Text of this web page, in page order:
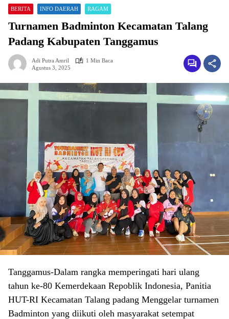
BERITA INFO DAERAH RAGAM
Turnamen Badminton Kecamatan Talang
Padang Kabupaten Tanggamus
Adi Putra Amril
1 Min Baca
Agustus 3, 2025
Tanggamus-Dalam rangka memperingati hari ulang
tahun ke-80 Kemerdekaan Repoblik Indonesia, Panitia
HUT-RI Kecamatan Talang padang Menggelar turnamen
Badminton yang diikuti oleh masyarakat setempat